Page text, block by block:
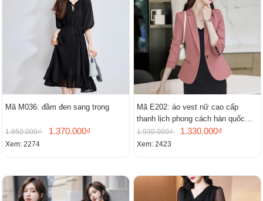
Mã M036: đầm đen sang trọng
1.850.000₫ 1.370.000₫
Xem: 2274
Mã E202: áo vest nữ cao cấp
thanh lịch phong cách hàn quốc
mới
1.930.000₫ 1.330.000₫
Xem: 2423